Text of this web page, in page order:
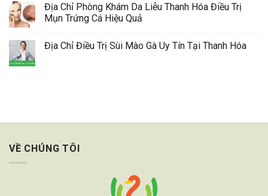
Địa Chỉ Phòng Khám Da Liễu Thanh Hóa Điều Trị
Mụn Trứng Cá Hiệu Quả
Địa Chỉ Điều Trị Sùi Mào Gà Uy Tín Tại Thanh Hóa
VỀ CHÚNG TÔI